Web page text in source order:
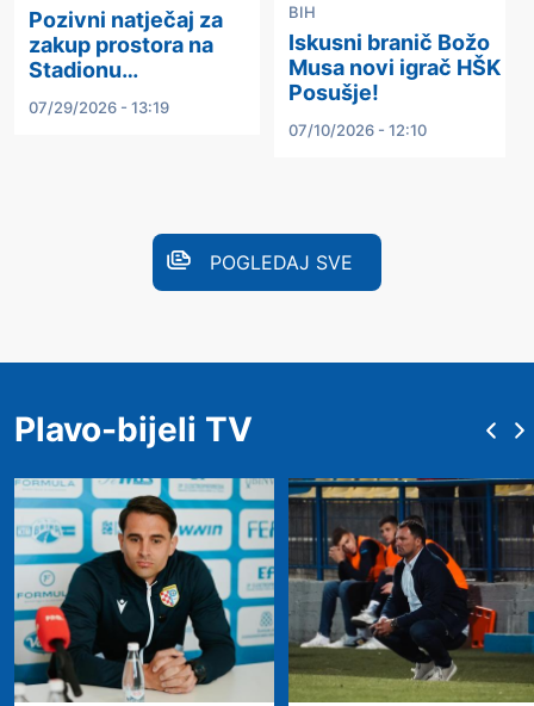
Pozivni natječaj za
zakup prostora na
Stadionu…
07/29/2026 - 13:19
BIH
Iskusni branič Božo
Musa novi igrač HŠK
Posušje!
07/10/2026 - 12:10
POGLEDAJ SVE
Plavo-bijeli TV